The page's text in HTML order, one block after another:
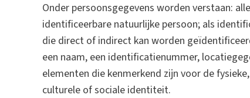
Onder persoonsgegevens worden verstaan:
identificeerbare natuurlijke persoon; als
die direct of indirect kan worden
een naam, een identificatienummer,
elementen die kenmerkend zijn voor de
culturele of sociale identiteit.